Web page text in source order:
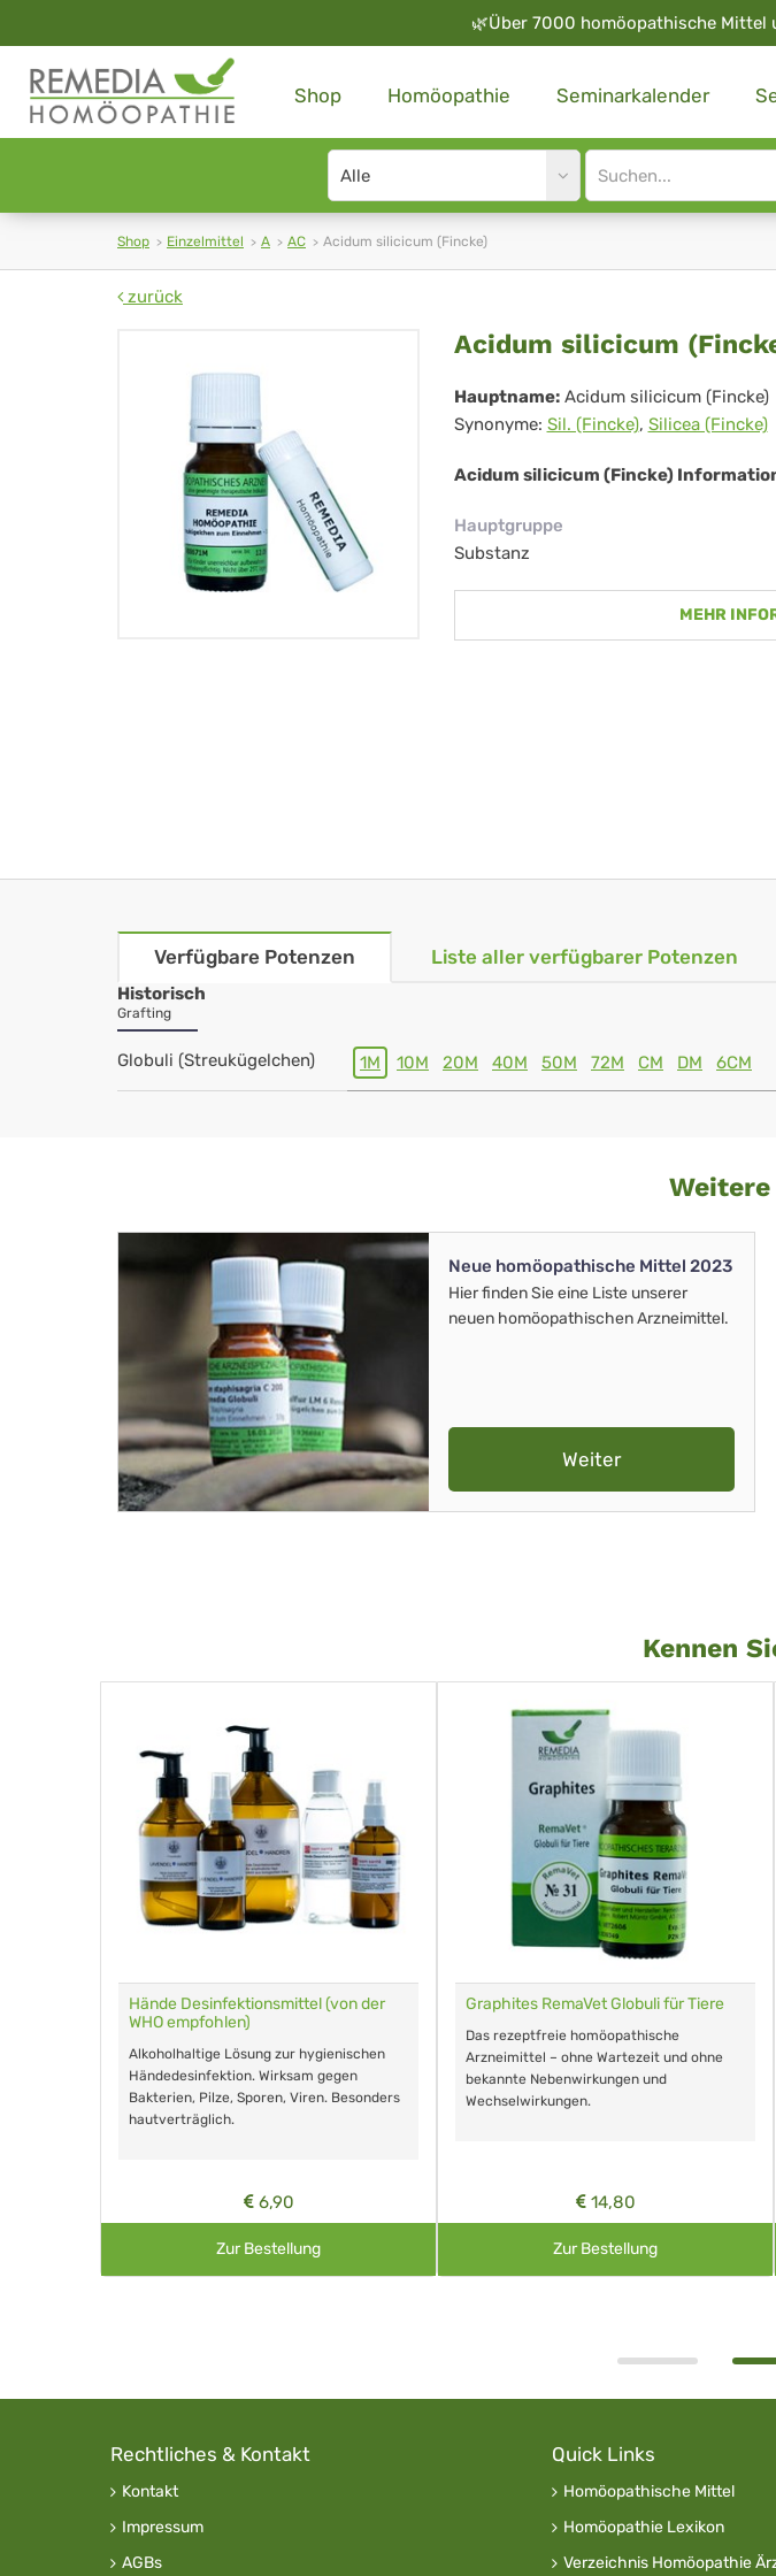
🌿Über 7000 homöopathische Mittel
Shop Homöopathie Seminarkalender
Search
type
Site
search
Shop Einzelmittel A AC Acidum silicicum (Fincke)
zurück
Acidum
silicicum
(Fincke)
Acidum silicicum
Hauptname: Acidum silicicum (Fincke)
Synonyme: Sil. (Fincke), Silicea (Fincke)
Acidum silicicum (Fincke)
Hauptgruppe
Substanz
MEHR
Verfügbare Potenzen Liste aller verfügbarer Potenzen
Historisch
Grafting
Globuli (Streukügelchen) 1M 10M 20M 40M 50M 72M CM DM 6CM
Neue homöopathische Mittel 2023
Hier finden Sie eine Liste unserer
neuen homöopathischen Arzneimittel.
Weiter
Kennen
Hände Desinfektionsmittel (von der
WHO empfohlen)
Alkoholhaltige Lösung zur hygienischen
Händedesinfektion. Wirksam gegen
Bakterien, Pilze, Sporen, Viren. Besonders
hautverträglich.
6,90
Zur Bestellung
Graphites RemaVet Globuli für Tiere
Das rezeptfreie homöopathische
Arzneimittel – ohne Wartezeit und ohne
bekannte Nebenwirkungen und
Wechselwirkungen.
14,80
Zur Bestellung
Rechtliches & Kontakt
Kontakt
Impressum
AGBs
Quick Links
Homöopathische Mittel
Homöopathie Lexikon
Verzeichnis Homöopathie